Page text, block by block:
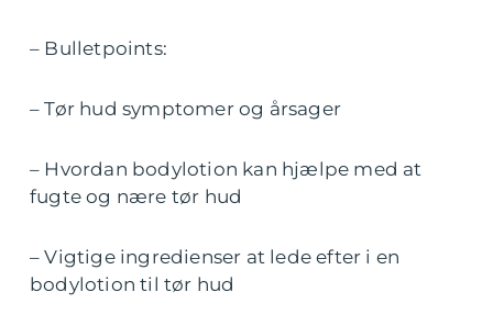
– Bulletpoints:
– Tør hud symptomer og årsager
– Hvordan bodylotion kan hjælpe med at
fugte og nære tør hud
– Vigtige ingredienser at lede efter i en
bodylotion til tør hud